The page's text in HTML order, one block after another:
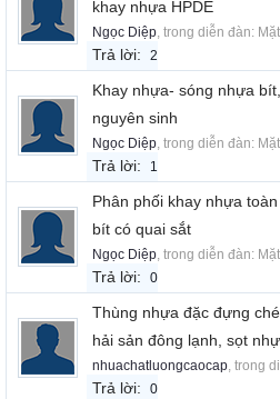
khay nhựa HPDE
Ngọc Diệp, trong diễn đàn:
Trả lời: 2
Khay nhựa- sóng nhựa
nguyên sinh
Ngọc Diệp, trong diễn đàn:
Trả lời: 1
Phân phối khay nhựa
bít có quai sắt
Ngọc Diệp, trong diễn đàn:
Trả lời: 0
Thùng nhựa đặc đựng
hải sản đông lạnh, sọt
nhuachatluongcaocap, trong
Trả lời: 0